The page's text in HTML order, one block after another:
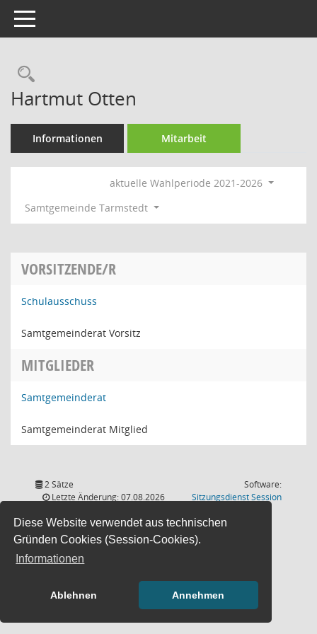
Diese Website verwendet aus technischen
Gründen Cookies (Session-Cookies).
Informationen
Ablehnen Annehmen
Toggle navigation
Rechercheauswahl
Hartmut Otten
Informationen Mitarbeit
aktuelle Wahlperiode 2021-2026
Samtgemeinde Tarmstedt
VORSITZENDE/R
Schulausschuss
Samtgemeinderat Vorsitz
MITGLIEDER
Samtgemeinderat
Samtgemeinderat Mitglied
2 Sätze
Letzte Änderung: 07.08.2026
Software:
SitzungsdienstSession(Wird in